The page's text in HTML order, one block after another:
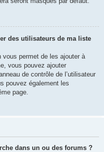
des utilisateurs de ma liste
vous permet de les ajouter à
vous pouvez ajouter
de contrôle de l’utilisateur
pouvez également les
page.
dans un ou des forums ?